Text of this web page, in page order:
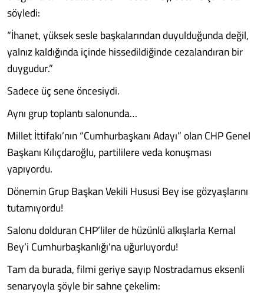
söyledi:
“İhanet, yüksek sesle başkalarından duyulduğunda değil,
yalnız kaldığında içinde hissedildiğinde cezalandıran bir
duygudur.”
Sadece üç sene öncesiydi.
Aynı grup toplantı salonunda…
Millet İttifakı’nın “Cumhurbaşkanı Adayı” olan CHP Genel
Başkanı Kılıçdaroğlu, partililere veda konuşması
yapıyordu.
Dönemin Grup Başkan Vekili Hususi Bey ise gözyaşlarını
tutamıyordu!
Salonu dolduran CHP’liler de hüzünlü alkışlarla Kemal
Bey’i Cumhurbaşkanlığı’na uğurluyordu!
Tam da burada, filmi geriye sayıp Nostradamus eksenli
senaryoyla şöyle bir sahne çekelim: